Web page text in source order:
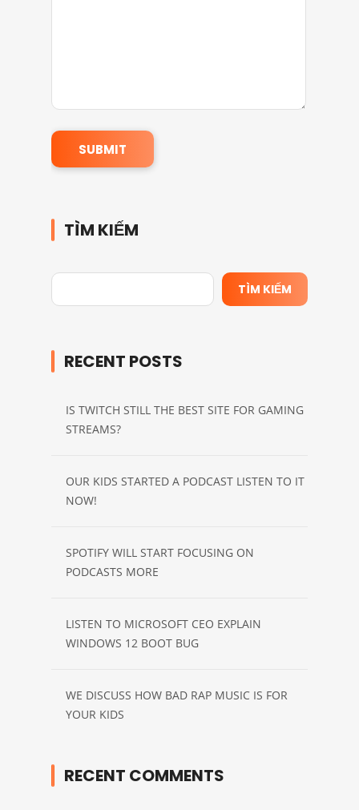
TÌM KIẾM
TÌM KIẾM
RECENT POSTS
IS TWITCH STILL THE BEST SITE FOR GAMING
STREAMS?
OUR KIDS STARTED A PODCAST LISTEN TO IT
NOW!
SPOTIFY WILL START FOCUSING ON
PODCASTS MORE
LISTEN TO MICROSOFT CEO EXPLAIN
WINDOWS 12 BOOT BUG
WE DISCUSS HOW BAD RAP MUSIC IS FOR
YOUR KIDS
RECENT COMMENTS